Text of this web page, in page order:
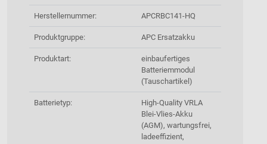
Herstellernummer: APCRBC141-HQ
Produktgruppe: APC Ersatzakku
Produktart:
einbaufertiges
Batteriemmodul
(Tauschartikel)
Batterietyp:
High-Quality VRLA
Blei-Vlies-Akku
(AGM), wartungsfrei,
ladeeffizient,